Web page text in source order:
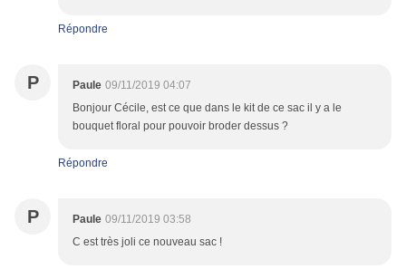
Répondre
P Paule 09/11/2019 04:07
Bonjour Cécile, est ce que dans le kit de ce sac il y a le
bouquet floral pour pouvoir broder dessus ?
Répondre
P Paule 09/11/2019 03:58
C est très joli ce nouveau sac !